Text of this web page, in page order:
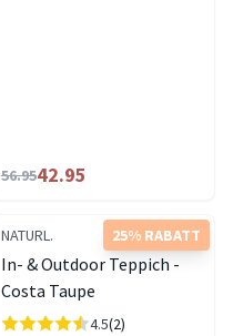
56.9542.95
25% RABATT
NATURL.
In- & Outdoor Teppich -
Costa Taupe
4.5(2)